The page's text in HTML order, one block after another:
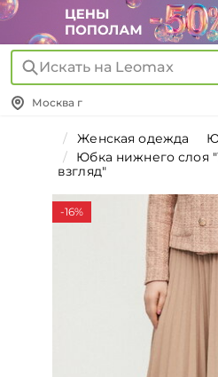
Искать на Leomax
Москва г
Женская одежда
Юбка нижнего слоя
взгляд"
-16%